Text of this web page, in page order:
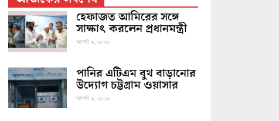
হেফাজত আমিরের সঙ্গে
সাক্ষাৎ করলেন প্রধানমন্ত্রী
আগস্ট ৯, ২০২৬
পানির এটিএম বুথ বাড়ানোর
উদ্যোগ চট্টগ্রাম ওয়াসার
আগস্ট ৯, ২০২৬